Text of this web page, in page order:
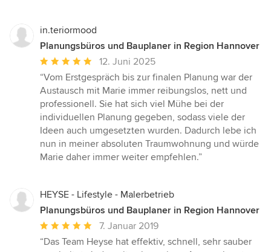
in.teriormood
Planungsbüros und Bauplaner in Region Hannover
Durchschnittliche
Bewertung:
5
von
5
Sternen
12. Juni 2025
“Vom Erstgespräch bis zur finalen Planung war der
Austausch mit Marie immer reibungslos, nett und
professionell. Sie hat sich viel Mühe bei der
individuellen Planung gegeben, sodass viele der
Ideen auch umgesetzten wurden. Dadurch lebe ich
nun in meiner absoluten Traumwohnung und würde
Marie daher immer weiter empfehlen.”
HEYSE - Lifestyle - Malerbetrieb
Planungsbüros und Bauplaner in Region Hannover
Durchschnittliche
Bewertung:
7. Januar 2019
“Das Team Heyse hat effektiv, schnell, sehr sauber